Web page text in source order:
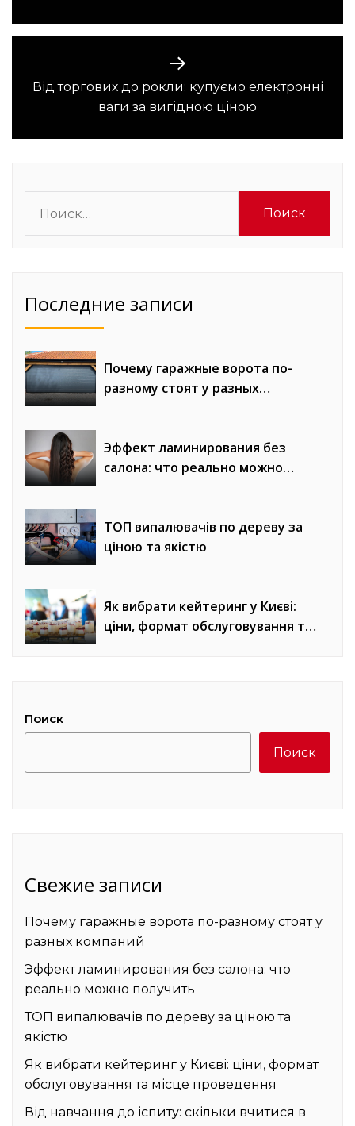
Следующая
запись:
Від торгових до рокли: купуємо електронні
ваги за вигідною ціною
Последние записи
Почему гаражные ворота по-
разному стоят у разных
Эффект ламинирования без
салона: что реально можно
ТОП випалювачів по дереву за
ціною та якістю
Як вибрати кейтеринг у Києві:
ціни, формат обслуговування та
Поиск
Поиск
Свежие записи
Почему гаражные ворота по-разному стоят у
разных компаний
Эффект ламинирования без салона: что
реально можно получить
ТОП випалювачів по дереву за ціною та
якістю
Як вибрати кейтеринг у Києві: ціни, формат
обслуговування та місце проведення
Від навчання до іспиту: скільки вчитися в